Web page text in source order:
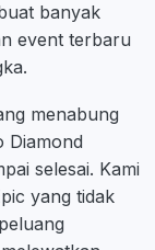
banyak
event terbaru
menabung
Diamond
selesai. Kami
yang tidak